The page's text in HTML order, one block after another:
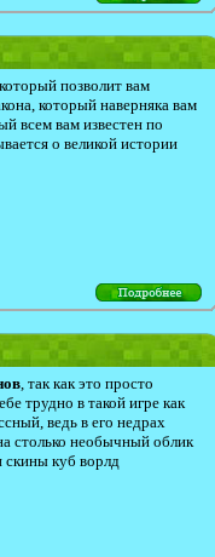
позволит вам
который наверняка вам
всем вам известен по
о великой истории
, так как это просто
трудно в такой игре как
ведь в его недрах
столько необычный облик
скины куб ворлд